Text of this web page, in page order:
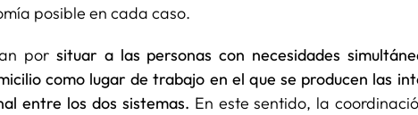
posible en cada caso.
por situar a las personas con necesidades
como lugar de trabajo en el que se producen las
entre los dos sistemas. En este sentido, la